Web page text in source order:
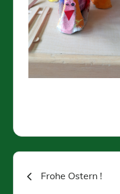
Frohe Ostern !